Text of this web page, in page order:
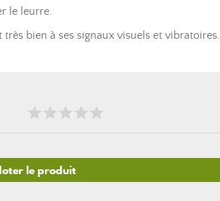
le leurre.
bien à ses signaux visuels et vibratoires.
le produit